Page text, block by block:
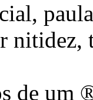
nitidez,
de um